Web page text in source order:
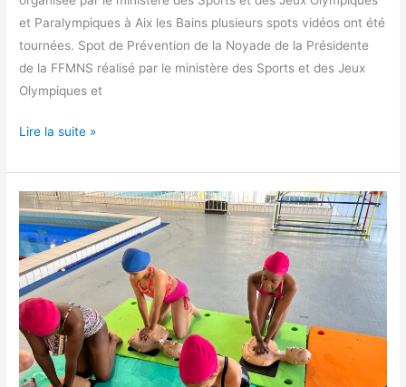
et Paralympiques à Aix les Bains plusieurs spots vidéos ont été
tournées. Spot de Prévention de la Noyade de la Présidente
de la FFMNS réalisé par le ministère des Sports et des Jeux
Olympiques et
Lire la suite »
Journée
de
Prévention
de
la
Noyade
au
Stade
Nautique